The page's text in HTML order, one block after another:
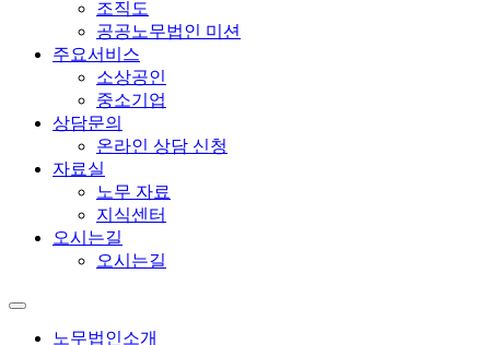
조직도
공공노무법인 미션
주요서비스
소상공인
중소기업
상담문의
온라인 상담 신청
자료실
노무 자료
지식센터
오시는길
오시는길
노무법인소개